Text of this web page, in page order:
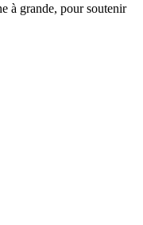
à grande, pour soutenir